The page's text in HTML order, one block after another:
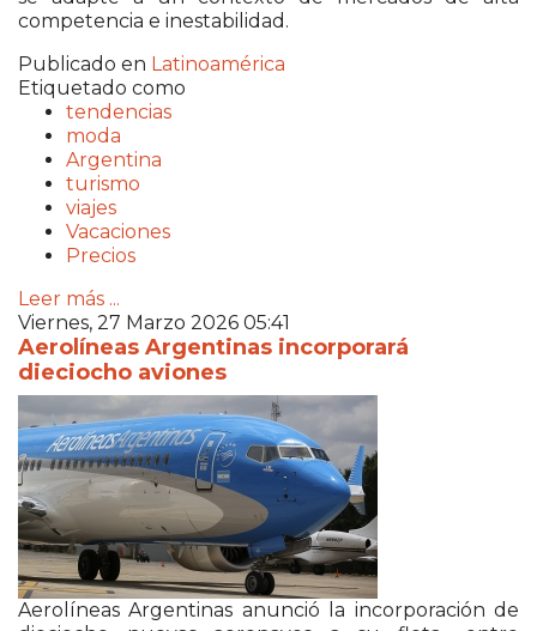
competencia e inestabilidad.
Publicado en Latinoamérica
Etiquetado como
tendencias
moda
Argentina
turismo
viajes
Vacaciones
Precios
Leer más ...
Viernes, 27 Marzo 2026 05:41
Aerolíneas Argentinas incorporará
dieciocho aviones
Aerolíneas Argentinas anunció la incorporación de